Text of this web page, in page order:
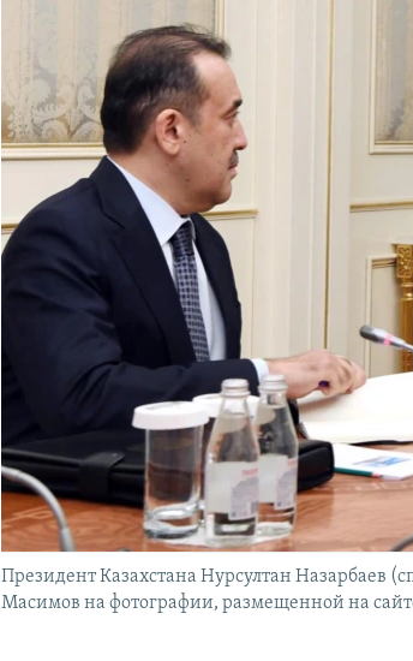
Президент Казахстана Нурсултан Назарбаев
Масимов на фотографии, размещенной на